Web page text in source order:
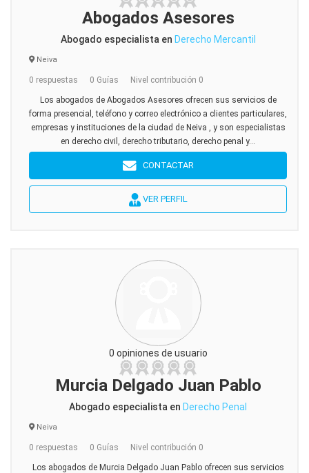
Abogados Asesores
Abogado especialista en Derecho Mercantil
Neiva
0 respuestas 0 Guías Nivel contribución 0
Los abogados de Abogados Asesores ofrecen sus servicios de
forma presencial, teléfono y correo electrónico a clientes particulares,
empresas y instituciones de la ciudad de Neiva , y son especialistas
en derecho civil, derecho tributario, derecho penal y...
CONTACTAR
VER PERFIL
0 opiniones de usuario
Murcia Delgado Juan Pablo
Abogado especialista en Derecho Penal
Neiva
0 respuestas 0 Guías Nivel contribución 0
Los abogados de Murcia Delgado Juan Pablo ofrecen sus servicios